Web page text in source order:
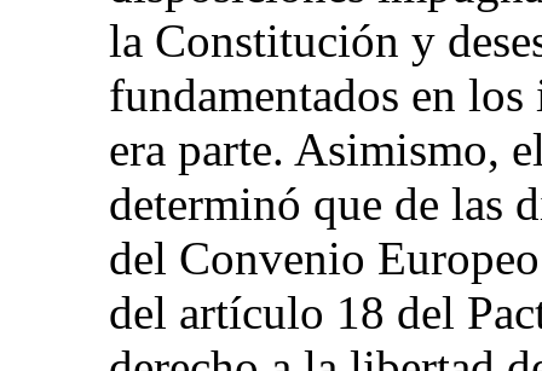
la Constitución y
fundamentados en
era parte. Asimismo,
determinó que de las
del Convenio
del artículo 18 del